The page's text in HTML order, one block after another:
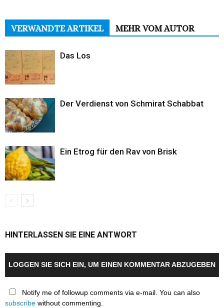
VERWANDTE ARTIKEL MEHR VOM AUTOR
Das Los
Der Verdienst von Schmirat Schabbat
Ein Etrog für den Rav von Brisk
HINTERLASSEN SIE EINE ANTWORT
LOGGEN SIE SICH EIN, UM EINEN KOMMENTAR ABZUGEBEN
Notify me of followup comments via e-mail. You can also
subscribe without commenting.